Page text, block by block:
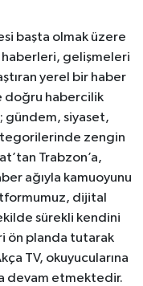
başta olmak üzere
gelişmeleri
yerel bir haber
doğru habercilik
gündem, siyaset,
zengin
Trabzon’a,
ağıyla kamuoyunu
dijital
sürekli kendini
ön planda tutarak
TV, okuyucularına
devam etmektedir.